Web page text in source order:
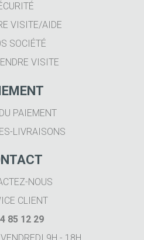
VISITE/AIDE
SOCIÉTÉ
VISITE
PAIEMENT
LIVRAISONS
NOUS
CLIENT
85 12 29